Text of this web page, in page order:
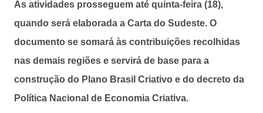
As atividades prosseguem até quinta-feira (18),
quando será elaborada a Carta do Sudeste. O
documento se somará às contribuições recolhidas
nas demais regiões e servirá de base para a
construção do Plano Brasil Criativo e do decreto da
Política Nacional de Economia Criativa.